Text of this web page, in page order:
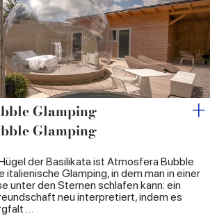
or that they’ve collected from your use
Glamping
Glamping
der Basilikata ist Atmosfera Bubble
italienische Glamping, in dem man in einer
unter den Sternen schlafen kann: ein
neu interpretiert, indem es
…